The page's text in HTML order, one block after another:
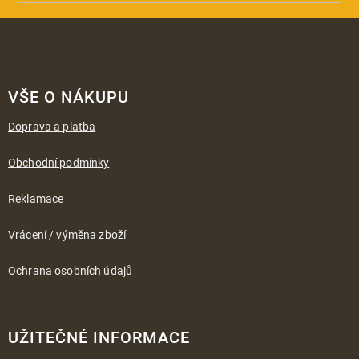
VŠE O NÁKUPU
Doprava a platba
Obchodní podmínky
Reklamace
Vrácení / výměna zboží
Ochrana osobních údajů
UŽITEČNÉ INFORMACE